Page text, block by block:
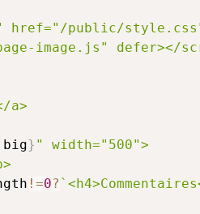
href="/public/
image.js" defer></
a>
big} " width="500">
!=0? `